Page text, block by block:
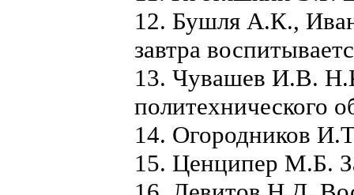
12. Бушля А.К.,
завтра
13. Чувашев И.В.
политехнического
14. Огородников
15. Ценципер М.Б.